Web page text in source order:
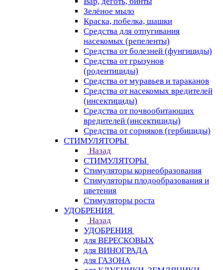
Зелёное мыло
Краска, побелка, шашки
Средства для отпугивания
насекомых (репеленты)
Средства от болезней (фунгициды)
Средства от грызунов
(родентициды)
Средства от муравьев и тараканов
Средства от насекомых вредителей
(инсектициды)
Средства от почвообитающих
вредителей (инсектициды)
Средства от сорняков (гербициды)
СТИМУЛЯТОРЫ
Назад
СТИМУЛЯТОРЫ
Стимуляторы корнеобразования
Стимуляторы плодообразования и
цветения
Стимуляторы роста
УДОБРЕНИЯ
Назад
УДОБРЕНИЯ
для ВЕРЕСКОВЫХ
для ВИНОГРАДА
для ГАЗОНА